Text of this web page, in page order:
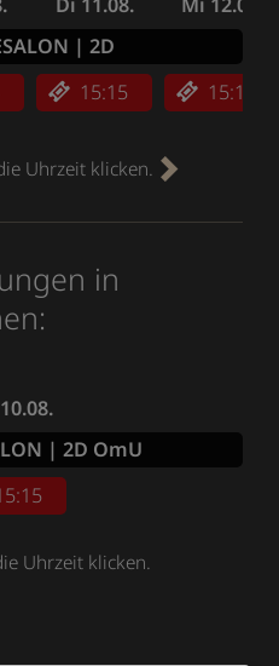
15:15 15:15
| 2D
Uhrzeit klicken.
in
| 2D OmU
Uhrzeit klicken.